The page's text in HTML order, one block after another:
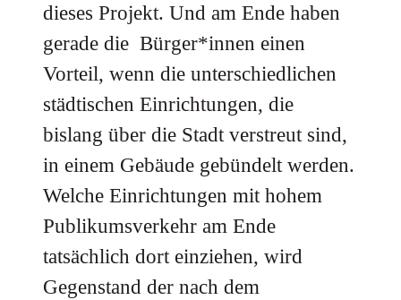
dieses Projekt. Und am Ende haben
gerade die Bürger*innen einen
Vorteil, wenn die unterschiedlichen
städtischen Einrichtungen, die
bislang über die Stadt verstreut sind,
in einem Gebäude gebündelt werden.
Welche Einrichtungen mit hohem
Publikumsverkehr am Ende
tatsächlich dort einziehen, wird
Gegenstand der nach dem